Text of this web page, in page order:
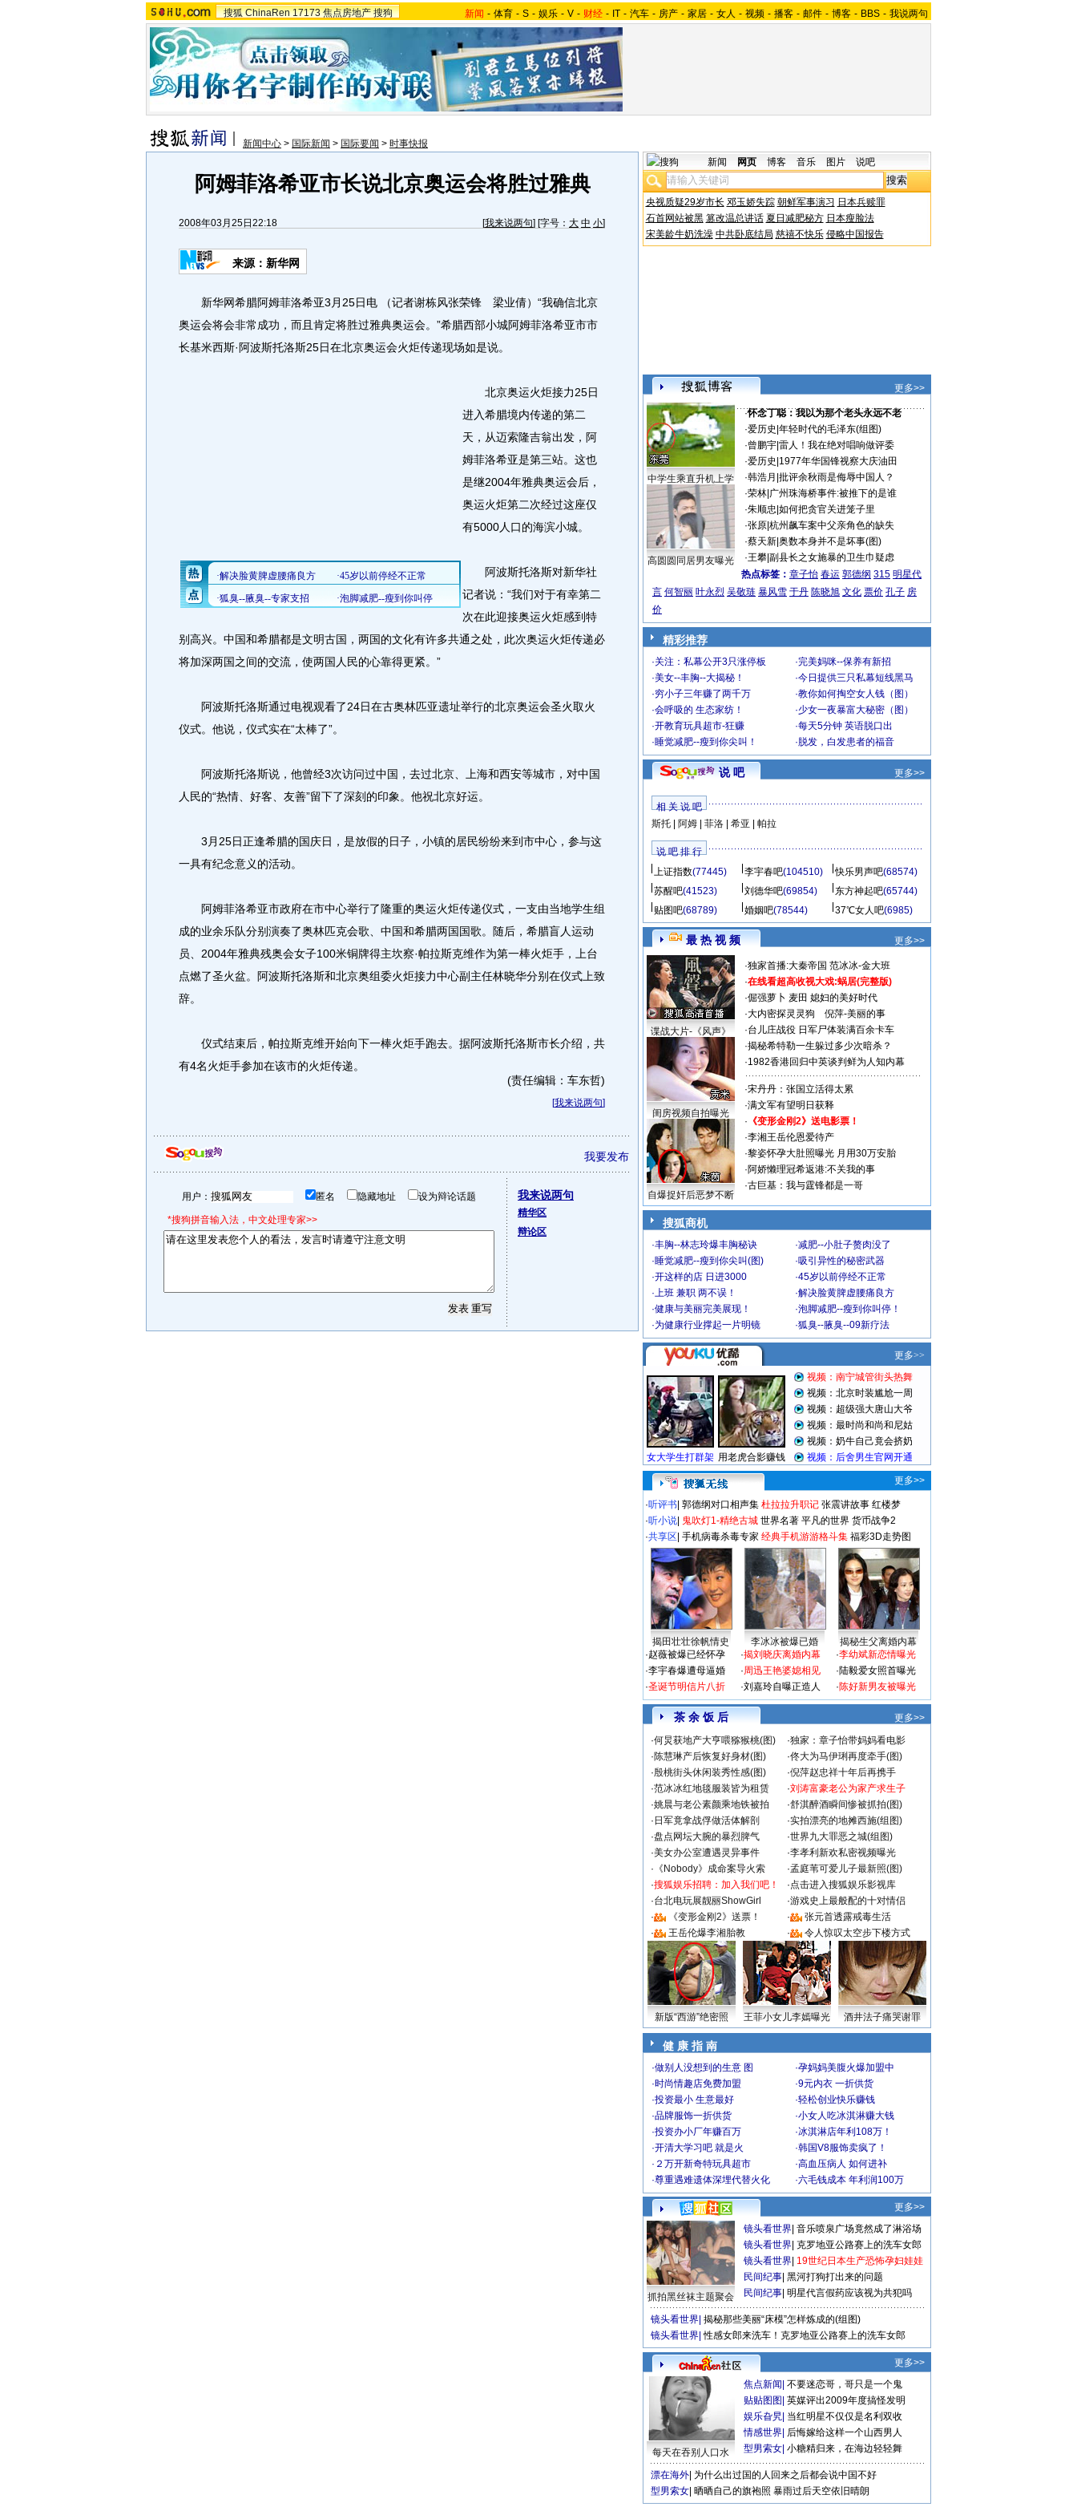
搜狐 ChinaRen 17173 焦点房地产 搜狗 新闻 - 体育 - S - 娱乐 - V - 财经 - IT - 汽车 - 房产 - 家居 - 女人 - 视频 - 播客 - 邮件 - 博客 - BBS - 我说两句
新闻中心 > 国际新闻 > 国际要闻 > 时事快报
阿姆菲洛希亚市长说北京奥运会将胜过雅典
2008年03月25日22:18 [我来说两句] [字号： 大 中 小]
来源：新华网
新华网希腊阿姆菲洛希亚3月25日电 （记者谢栋风张荣锋 梁业倩）“我确信北京
奥运会将会非常成功，而且肯定将胜过雅典奥运会。”希腊西部小城阿姆菲洛希亚市市
长基米西斯·阿波斯托洛斯25日在北京奥运会火炬传递现场如是说。
北京奥运火炬接力25日
进入希腊境内传递的第二
天，从迈索隆吉翁出发，阿
姆菲洛希亚是第三站。这也
是继2004年雅典奥运会后，
奥运火炬第二次经过这座仅
有5000人口的海滨小城。
阿波斯托洛斯对新华社
记者说：“我们对于有幸第二
次在此迎接奥运火炬感到特
别高兴。中国和希腊都是文明古国，两国的文化有许多共通之处，此次奥运火炬传递必
将加深两国之间的交流，使两国人民的心靠得更紧。”
阿波斯托洛斯通过电视观看了24日在古奥林匹亚遗址举行的北京奥运会圣火取火
仪式。他说，仪式实在“太棒了”。
阿波斯托洛斯说，他曾经3次访问过中国，去过北京、上海和西安等城市，对中国
人民的“热情、好客、友善”留下了深刻的印象。他祝北京好运。
3月25日正逢希腊的国庆日，是放假的日子，小镇的居民纷纷来到市中心，参与这
一具有纪念意义的活动。
阿姆菲洛希亚市政府在市中心举行了隆重的奥运火炬传递仪式，一支由当地学生组
成的业余乐队分别演奏了奥林匹克会歌、中国和希腊两国国歌。随后，希腊盲人运动
员、2004年雅典残奥会女子100米铜牌得主坎察·帕拉斯克维作为第一棒火炬手，上台
点燃了圣火盆。阿波斯托洛斯和北京奥组委火炬接力中心副主任林晓华分别在仪式上致
辞。
仪式结束后，帕拉斯克维开始向下一棒火炬手跑去。据阿波斯托洛斯市长介绍，共
有4名火炬手参加在该市的火炬传递。
(责任编辑：车东哲)
[我来说两句]
我要发布
用户： 匿名 隐藏地址 设为辩论话题
*搜狗拼音输入法，中文处理专家>>
我来说两句
精华区
辩论区
新闻 网页 博客 音乐 图片 说吧
央视质疑29岁市长 邓玉娇失踪 朝鲜军事演习 日本兵赎罪
石首网站被黑 篡改温总讲话 夏日减肥秘方 日本瘦脸法
宋美龄牛奶洗澡 中共卧底结局 慈禧不快乐 侵略中国报告
更多>>
中学生乘直升机上学
高圆圆同居男友曝光
·怀念丁聪：我以为那个老头永远不老
·爱历史 年轻时代的毛泽东(组图)
·曾鹏宇| 雷人！我在绝对唱响做评委
·爱历史 1977年华国锋视察大庆油田
·韩浩月 批评余秋雨是侮辱中国人？
·荣林| 广州珠海桥事件:被推下的是谁
·朱顺忠 如何把贪官关进笼子里
·张原| 杭州飙车案中父亲角色的缺失
·蔡天新| 奥数本身并不是坏事(图)
·王攀| 副县长之女施暴的卫生巾疑虑
热点标签： 章子怡 春运 郭德纲 315 明星代
言 何智丽 叶永烈 吴敬琏 暴风雪 于丹 陈晓旭 文化 票价 孔子 房
价
精彩推荐
·关注：私幕公开3只涨停板 ·完美妈咪--保养有新招
·美女--丰胸--大揭秘！ ·今日提供三只私幕短线黑马
·穷小子三年赚了两千万 ·教你如何掏空女人钱（图）
·会呼吸的 生态家纺！ ·少女一夜暴富大秘密（图）
·开教育玩具超市-狂赚 ·每天5分钟 英语脱口出
·睡觉减肥--瘦到你尖叫！ · 脱发，白发患者的福音
说 吧 更多>>
相 关 说 吧
斯托| 阿姆| 菲洛| 希亚 帕拉
说 吧 排 行
上证指数(77445) 李宇春吧(104510) 快乐男声吧(68574)
苏醒吧(41523) 刘德华吧(69854) 东方神起吧(65744)
贴图吧(68789) 婚姻吧(78544) 37℃女人吧(6985)
最 热 视 频 更多>>
谍战大片-《风声》
闺房视频自拍曝光
自爆捉奸后恶梦不断
·独家首播:大秦帝国 范冰冰-金大班
·在线看超高收视大戏:蜗居(完整版)
·倔强萝卜 麦田 媳妇的美好时代
·大内密探灵灵狗
倪萍-美丽的事
·台儿庄战役 日军尸体装满百余卡车
·揭秘希特勒一生躲过多少次暗杀？
·1982香港回归中英谈判鲜为人知内幕
·宋丹丹：张国立活得太累
·满文军有望明日获释
· 《变形金刚2》送电影票！
·李湘王岳伦恩爱待产
·黎姿怀孕大肚照曝光 月用30万安胎
·阿娇懒理冠希返港:不关我的事
·古巨基：我与霆锋都是一哥
搜狐商机
·丰胸--林志玲爆丰胸秘诀 ·减肥--小肚子赘肉没了
·睡觉减肥--瘦到你尖叫(图) ·吸引异性的秘密武器
·开这样的店 日进3000 ·45岁以前停经不正常
·上班 兼职 两不误！ ·解决脸黄脾虚腰痛良方
·健康与美丽完美展现！ ·泡脚减肥--瘦到你叫停！
·为健康行业撑起一片明镜 ·狐臭--腋臭--09新疗法
更多>>
·听评书 郭德纲对口相声集 杜拉拉升职记 张震讲故事 红楼梦
·听小说 鬼吹灯1-精绝古城 世界名著 平凡的世界 货币战争2
·共享区 手机病毒杀毒专家 经典手机游游格斗集 福彩3D走势图
揭田壮壮徐帆情史 李冰冰被爆已婚
揭秘生父离婚内幕
·赵薇被爆已经怀孕
·李宇春爆遭母逼婚
·圣诞节明信片八折
·揭刘晓庆离婚内幕
·周迅王艳婆媳相见
·刘嘉玲自曝正造人
·李幼斌新恋情曝光
·陆毅爱女照首曝光
·陈好新男友被曝光
茶 余 饭 后
更多>>
·何炅获地产大亨喂猕猴桃(图) ·独家：章子怡带妈妈看电影
·陈慧琳产后恢复好身材(图) ·佟大为马伊琍再度牵手(图)
·殷桃街头休闲装秀性感(图) ·倪萍赵忠祥十年后再携手
·范冰冰红地毯服装皆为租赁 ·刘涛富豪老公为家产求生子
·姚晨与老公素颜乘地铁被拍 ·舒淇醉酒瞬间惨被抓拍(图)
· 日军竟拿战俘做活体解剖 ·实拍漂亮的地摊西施(组图)
·盘点网坛大腕的暴烈脾气 ·世界九大罪恶之城(组图)
·美女办公室遭遇灵异事件 ·李孝利新欢私密视频曝光
· 《Nobody》成命案导火索 ·孟庭苇可爱儿子最新照(图)
·搜狐娱乐招聘：加入我们吧！ ·点击进入搜狐娱乐影视库
·台北电玩展靓丽ShowGirl ·游戏史上最般配的十对情侣
·
《变形金刚2》送票！ ·
张元首透露戒毒生活
·
王岳伦爆李湘胎教 · 令人惊叹太空步下楼方式
新版“西游”绝密照 王菲小女儿李嫣曝光 酒井法子痛哭谢罪
健 康 指 南
·做别人没想到的生意 图 ·孕妈妈美腹火爆加盟中
·时尚情趣店免费加盟 ·9元内衣 一折供货
·投资最小 生意最好 ·轻松创业快乐赚钱
·品牌服饰一折供货 ·小女人吃冰淇淋赚大钱
·投资办小厂年赚百万 ·冰淇淋店年利108万！
·开清大学习吧 就是火 ·韩国V8服饰卖疯了！
· ２万开新奇特玩具超市 ·高血压病人 如何进补
·尊重遇难遗体深埋代替火化 ·六毛钱成本 年利润100万
更多>>
抓拍黑丝袜主题聚会
镜头看世界 音乐喷泉广场竟然成了淋浴场
镜头看世界 克罗地亚公路赛上的洗车女郎
镜头看世界 19世纪日本生产恐怖孕妇娃娃
民间纪事 黑河打狗打出来的问题
民间纪事 明星代言假药应该视为共犯吗
镜头看世界 揭秘那些美丽“床模”怎样炼成的(组图)
镜头看世界 性感女郎来洗车！克罗地亚公路赛上的洗车女郎
更多>>
每天在吞别人口水
焦点新闻 不要迷恋哥，哥只是一个鬼
贴贴图图 英媒评出2009年度搞怪发明
娱乐旮旯 当红明星不仅仅是名利双收
情感世界 后悔嫁给这样一个山西男人
型男索女 小糖精归来，在海边轻轻舞
漂在海外 为什么出过国的人回来之后都会说中国不好
型男索女 晒晒自己的旗袍照 暴雨过后天空依旧晴朗